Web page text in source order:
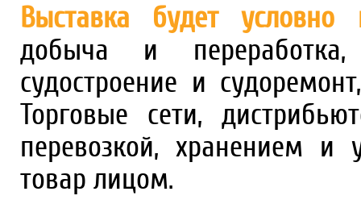
Выставка будет
добыча и переработка,
судостроение и
Торговые сети,
перевозкой, хранением и
товар лицом.